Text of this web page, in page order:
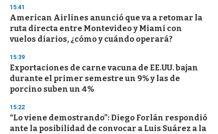
15:41
American Airlines anunció que va a retomar la
ruta directa entre Montevideo y Miami con
vuelos diarios, ¿cómo y cuándo operará?
15:39
Exportaciones de carne vacuna de EE.UU. bajan
durante el primer semestre un 9% y las de
porcino suben un 4%
15:22
“Lo viene demostrando”: Diego Forlán respondió
ante la posibilidad de convocar a Luis Suárez a la